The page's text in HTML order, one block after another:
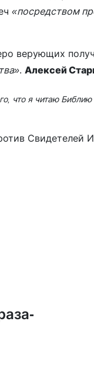
«посредством
верующих
. Алексей
что я читаю